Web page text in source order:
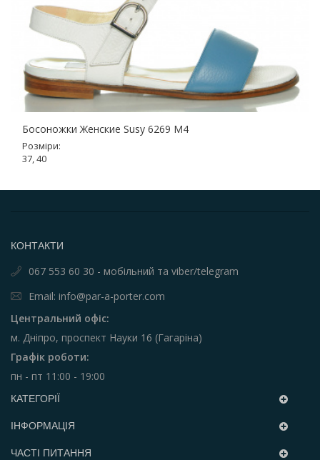
Босоножки Женские Susy 6269 M4
Розміри:
37, 40
КОНТАКТИ
067 553 60 30 - мобільний та viber/telegram
Email: info@par-a-porter.com
Центральний офіс:
м. Дніпро, проспект Науки 16 (Гагаріна)
Графік роботи:
пн - пт 11:00 - 19:00
КАТЕГОРІЇ
ІНФОРМАЦІЯ
ЧАСТІ ПИТАННЯ